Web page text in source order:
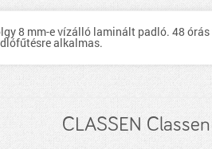
8 mm-e vízálló laminált padló. 48
alkalmas.
CLASSEN